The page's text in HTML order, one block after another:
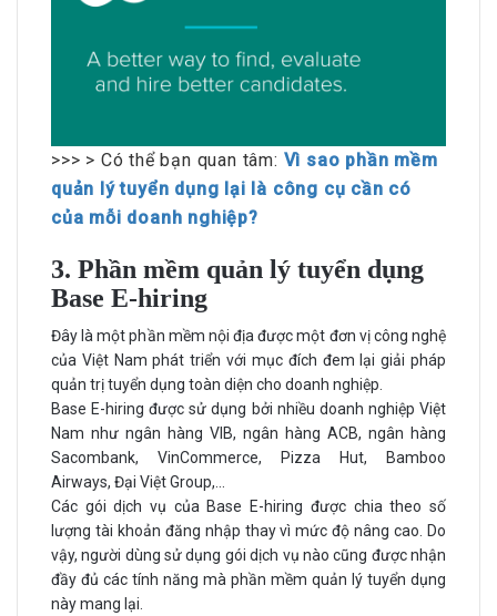
>>> > Có thể bạn quan tâm: Vì sao phần mềm
quản lý tuyển dụng lại là công cụ cần có
của mỗi doanh nghiệp?
3. Phần mềm quản lý tuyển dụng
Base E-hiring
Đây là một phần mềm nội địa được một đơn vị công nghệ
của Việt Nam phát triển với mục đích đem lại giải pháp
quản trị tuyển dụng toàn diện cho doanh nghiệp.
Base E-hiring được sử dụng bởi nhiều doanh nghiệp Việt
Nam như ngân hàng VIB, ngân hàng ACB, ngân hàng
Sacombank, VinCommerce, Pizza Hut, Bamboo
Airways, Đại Việt Group,...
Các gói dịch vụ của Base E-hiring được chia theo số
lượng tài khoản đăng nhập thay vì mức độ nâng cao. Do
vậy, người dùng sử dụng gói dịch vụ nào cũng được nhận
đầy đủ các tính năng mà phần mềm quản lý tuyển dụng
này mang lại.